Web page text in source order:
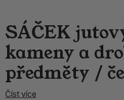
SÁČEK
kameny a
předměty /
Číst více